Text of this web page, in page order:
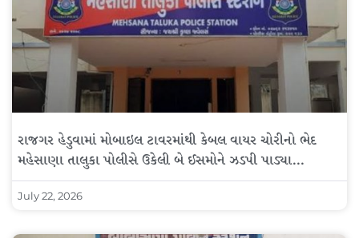
રાજગર હેડુવામાં મોબાઇલ ટાવરમાંથી કેબલ વાયર ચોરીનો ભેદ
મહેસાણા તાલુકા પોલીસે ઉકેલી બે ઈસમોને ઝડપી પાડ્યા…
July 22, 2026